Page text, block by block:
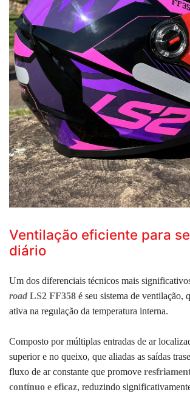
Ventilação eficiente para
diário
Um dos diferenciais técnicos mais
road LS2 FF358 é seu sistema de ventilação,
ativa na regulação da temperatura interna.
Composto por múltiplas entradas de ar
superior e no queixo, que aliadas as saídas
fluxo de ar constante que promove
contínuo e eficaz, reduzindo